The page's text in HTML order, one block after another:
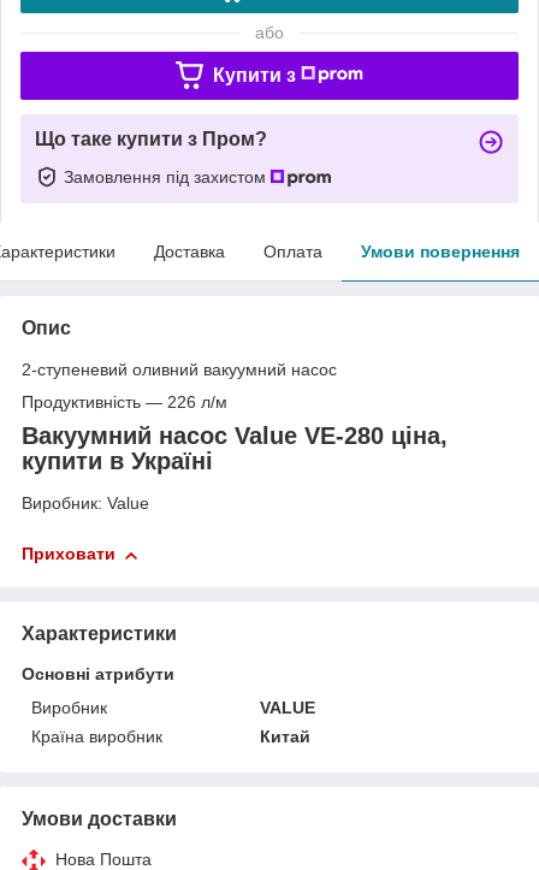
або
Купити з
Що таке купити з Пром?
Замовлення під захистом
Доставка Оплата Умови повернення
Опис
2-ступеневий оливний вакуумний насос
Продуктивність — 226 л/м
Вакуумний насос Value VE-280 ціна,
купити в Україні
Виробник: Value
Приховати
Характеристики
Основні атрибути
Виробник
VALUE
Країна виробник
Китай
Умови доставки
Нова Пошта